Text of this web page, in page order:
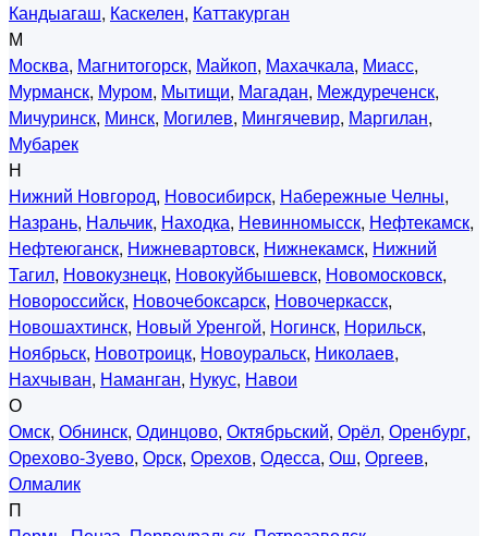
Кандыагаш, Каскелен, Каттакурган
М
Москва, Магнитогорск, Майкоп, Махачкала, Миасс,
Мурманск, Муром, Мытищи, Магадан, Междуреченск,
Мичуринск, Минск, Могилев, Мингячевир, Маргилан,
Мубарек
Н
Нижний Новгород, Новосибирск, Набережные Челны,
Назрань, Нальчик, Находка, Невинномысск, Нефтекамск,
Нефтеюганск, Нижневартовск, Нижнекамск, Нижний
Тагил, Новокузнецк, Новокуйбышевск, Новомосковск,
Новороссийск, Новочебоксарск, Новочеркасск,
Новошахтинск, Новый Уренгой, Ногинск, Норильск,
Ноябрьск, Новотроицк, Новоуральск, Николаев,
Нахчыван, Наманган, Нукус, Навои
О
Омск, Обнинск, Одинцово, Октябрьский, Орёл, Оренбург,
Орехово-Зуево, Орск, Орехов, Одесса, Ош, Оргеев,
Олмалик
П